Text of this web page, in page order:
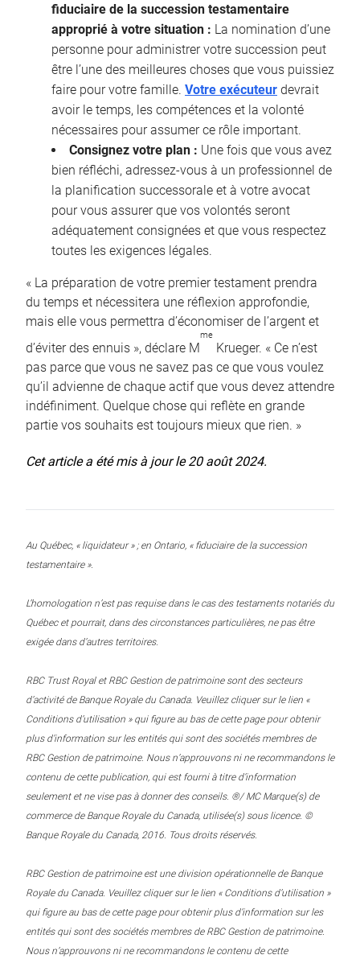
fiduciaire de la succession testamentaire
approprié à votre situation : La nomination d’une
personne pour administrer votre succession peut
être l’une des meilleures choses que vous puissiez
faire pour votre famille. Votre exécuteur devrait
avoir le temps, les compétences et la volonté
nécessaires pour assumer ce rôle important.
Consignez votre plan : Une fois que vous avez
bien réfléchi, adressez-vous à un professionnel de
la planification successorale et à votre avocat
pour vous assurer que vos volontés seront
adéquatement consignées et que vous respectez
toutes les exigences légales.
« La préparation de votre premier testament prendra
du temps et nécessitera une réflexion approfondie,
mais elle vous permettra d’économiser de l’argent et
d’éviter des ennuis », déclare M
me
Krueger. « Ce n’est
pas parce que vous ne savez pas ce que vous voulez
qu’il advienne de chaque actif que vous devez attendre
indéfiniment. Quelque chose qui reflète en grande
partie vos souhaits est toujours mieux que rien. »
Cet article a été mis à jour le 20 août 2024.
Au Québec, « liquidateur » ; en Ontario, « fiduciaire de la succession
testamentaire ».
L’homologation n’est pas requise dans le cas des testaments notariés du
Québec et pourrait, dans des circonstances particulières, ne pas être
exigée dans d’autres territoires.
RBC Trust Royal et RBC Gestion de patrimoine sont des secteurs
d’activité de Banque Royale du Canada. Veuillez cliquer sur le lien «
Conditions d’utilisation » qui figure au bas de cette page pour obtenir
plus d’information sur les entités qui sont des sociétés membres de
RBC Gestion de patrimoine. Nous n’approuvons ni ne recommandons le
contenu de cette publication, qui est fourni à titre d’information
seulement et ne vise pas à donner des conseils. ®/ MC Marque(s) de
commerce de Banque Royale du Canada, utilisée(s) sous licence. ©
Banque Royale du Canada, 2016. Tous droits réservés.
RBC Gestion de patrimoine est une division opérationnelle de Banque
Royale du Canada. Veuillez cliquer sur le lien « Conditions d’utilisation »
qui figure au bas de cette page pour obtenir plus d’information sur les
entités qui sont des sociétés membres de RBC Gestion de patrimoine.
Nous n’approuvons ni ne recommandons le contenu de cette